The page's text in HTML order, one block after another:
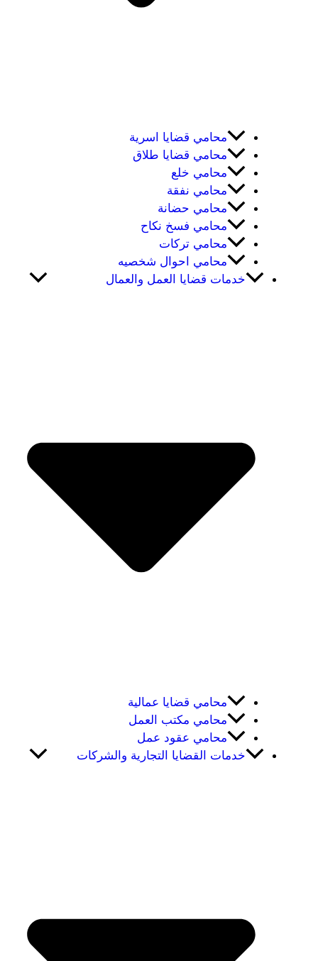
محامي قضايا اسرية
محامي قضايا طلاق
محامي خلع
محامي نفقة
محامي حضانة
محامي فسخ نكاح
محامي تركات
محامي احوال شخصيه
خدمات قضايا العمل والعمال
محامي قضايا عمالية
محامي مكتب العمل
محامي عقود عمل
خدمات القضايا التجارية والشركات